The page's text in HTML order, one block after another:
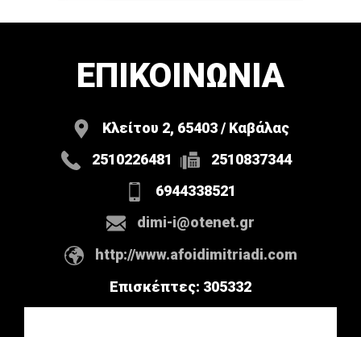
ΕΠΙΚΟΙΝΩΝΙΑ
Κλείτου 2, 65403 / Καβάλας
2510226481
2510837344
6944338521
dimi-i@otenet.gr
http://www.afoidimitriadi.com
Επισκέπτες: 305332